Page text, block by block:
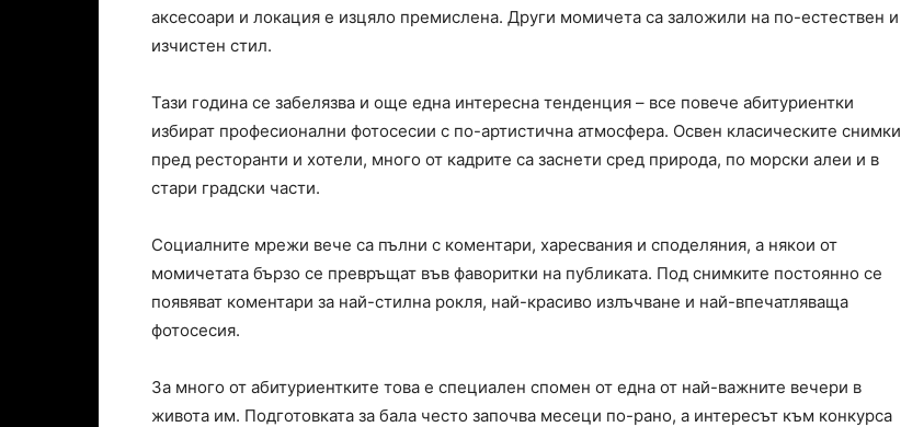
аксесоари и локация е изцяло премислена. Други момичета са заложили на по-естествен и
изчистен стил.
Тази година се забелязва и още една интересна тенденция – все повече абитуриентки
избират професионални фотосесии с по-артистична атмосфера. Освен класическите снимки
пред ресторанти и хотели, много от кадрите са заснети сред природа, по морски алеи и в
стари градски части.
Социалните мрежи вече са пълни с коментари, харесвания и споделяния, а някои от
момичетата бързо се превръщат във фаворитки на публиката. Под снимките постоянно се
появяват коментари за най-стилна рокля, най-красиво излъчване и най-впечатляваща
фотосесия.
За много от абитуриентките това е специален спомен от една от най-важните вечери в
живота им. Подготовката за бала често започва месеци по-рано, а интересът към конкурса